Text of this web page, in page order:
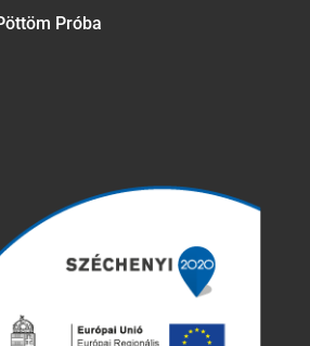
Próba